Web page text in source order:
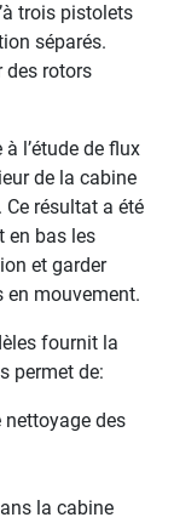
trois pistolets
séparés.
des rotors
l’étude de flux
de la cabine
résultat a été
en bas les
et garder
en mouvement.
fournit la
permet de:
nettoyage des
la cabine